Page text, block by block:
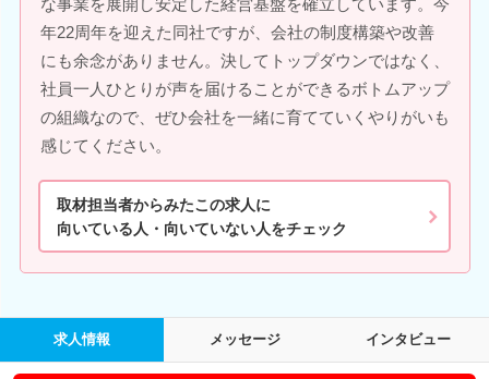
な事業を展開し安定した経営基盤を確立しています。今
年22周年を迎えた同社ですが、会社の制度構築や改善
にも余念がありません。決してトップダウンではなく、
社員一人ひとりが声を届けることができるボトムアップ
の組織なので、ぜひ会社を一緒に育てていくやりがいも
感じてください。
取材担当者からみたこの求人に
向いている人・向いていない人をチェック
求人情報 メッセージ インタビュー